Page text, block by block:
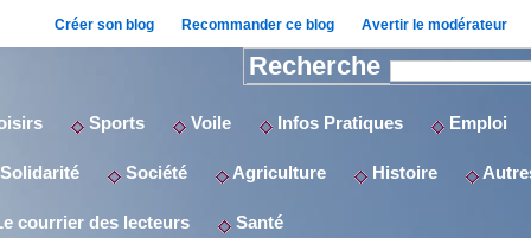
Créer son blog Recommander ce blog Avertir le modérateur
Recherche
Sports Voile Infos Pratiques Emploi
Société Agriculture Histoire
courrier des lecteurs Santé